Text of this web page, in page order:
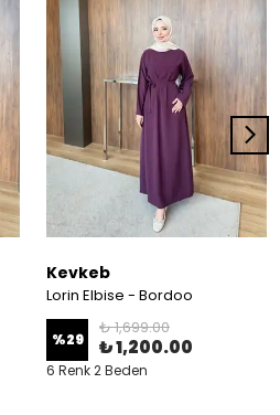
Kevkeb
Lorin Elbise - Bordoo
%29
₺ 1,699.00
₺ 1,200.00
6 Renk 2 Beden